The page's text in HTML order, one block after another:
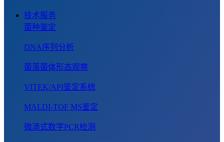
技术服务
菌种鉴定
DNA序列分析
菌落菌体形态观察
VITEK/API鉴定系统
MALDI-TOF MS鉴定
微滴式数字PCR检测